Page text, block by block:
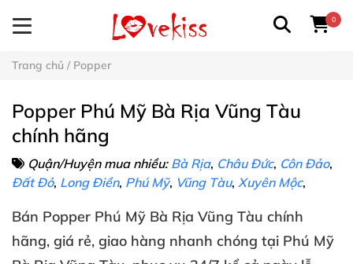
0
Trang chủ / Popper
Popper Phú Mỹ Bà Rịa Vũng Tàu
chính hãng
Quận/Huyện mua nhiều: Bà Rịa, Châu Đức, Côn Đảo,
Đất Đỏ, Long Điền, Phú Mỹ, Vũng Tàu, Xuyên Mộc,
Bán Popper Phú Mỹ Bà Rịa Vũng Tàu chính
hãng, giá rẻ, giao hàng nhanh chóng tại Phú Mỹ